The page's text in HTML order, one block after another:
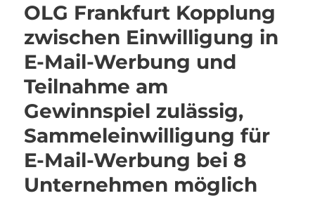
OLG Frankfurt Kopplung
zwischen Einwilligung in
E-Mail-Werbung und
Teilnahme am
Gewinnspiel zulässig,
Sammeleinwilligung für
E-Mail-Werbung bei 8
Unternehmen möglich